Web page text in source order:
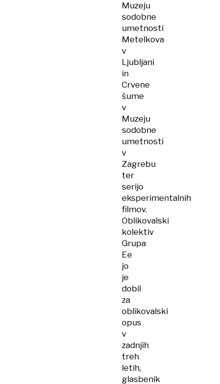
Muzeju
sodobne
umetnosti
Metelkova
v
Ljubljani
in
Crvene
šume
v
Muzeju
sodobne
umetnosti
v
Zagrebu
ter
serijo
eksperimentalnih
filmov.
Oblikovalski
kolektiv
Grupa
Ee
jo
je
dobil
za
oblikovalski
opus
v
zadnjih
treh
letih,
glasbenik